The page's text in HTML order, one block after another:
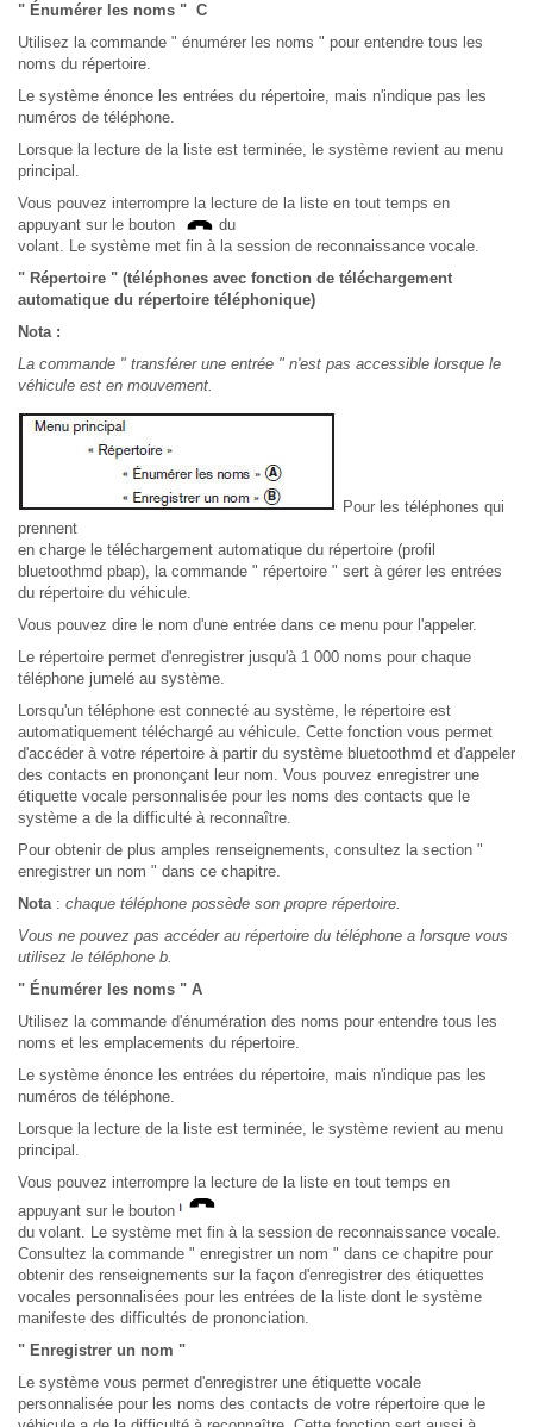
" Énumérer les noms " C
Utilisez la commande " énumérer les noms " pour entendre tous les
noms du répertoire.
Le système énonce les entrées du répertoire, mais n'indique pas les
numéros de téléphone.
Lorsque la lecture de la liste est terminée, le système revient au menu
principal.
Vous pouvez interrompre la lecture de la liste en tout temps en
appuyant sur le bouton
du
volant. Le système met fin à la session de reconnaissance vocale.
" Répertoire " (téléphones avec fonction de téléchargement
automatique du répertoire téléphonique)
Nota :
La commande " transférer une entrée " n'est pas accessible lorsque le
véhicule est en mouvement.
Pour les téléphones qui
prennent
en charge le téléchargement automatique du répertoire (profil
bluetoothmd pbap), la commande " répertoire " sert à gérer les entrées
du répertoire du véhicule.
Vous pouvez dire le nom d'une entrée dans ce menu pour l'appeler.
Le répertoire permet d'enregistrer jusqu'à 1 000 noms pour chaque
téléphone jumelé au système.
Lorsqu'un téléphone est connecté au système, le répertoire est
automatiquement téléchargé au véhicule. Cette fonction vous permet
d'accéder à votre répertoire à partir du système bluetoothmd et d'appeler
des contacts en prononçant leur nom. Vous pouvez enregistrer une
étiquette vocale personnalisée pour les noms des contacts que le
système a de la difficulté à reconnaître.
Pour obtenir de plus amples renseignements, consultez la section "
enregistrer un nom " dans ce chapitre.
Nota: chaque téléphone possède son propre répertoire.
Vous ne pouvez pas accéder au répertoire du téléphone a lorsque vous
utilisez le téléphone b.
" Énumérer les noms " A
Utilisez la commande d'énumération des noms pour entendre tous les
noms et les emplacements du répertoire.
Le système énonce les entrées du répertoire, mais n'indique pas les
numéros de téléphone.
Lorsque la lecture de la liste est terminée, le système revient au menu
principal.
Vous pouvez interrompre la lecture de la liste en tout temps en
appuyant sur le bouton
du volant. Le système met fin à la session de reconnaissance vocale.
Consultez la commande " enregistrer un nom " dans ce chapitre pour
obtenir des renseignements sur la façon d'enregistrer des étiquettes
vocales personnalisées pour les entrées de la liste dont le système
manifeste des difficultés de prononciation.
" Enregistrer un nom "
Le système vous permet d'enregistrer une étiquette vocale
personnalisée pour les noms des contacts de votre répertoire que le